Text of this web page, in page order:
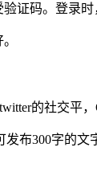
证码。登录
的社交平
布300字的文